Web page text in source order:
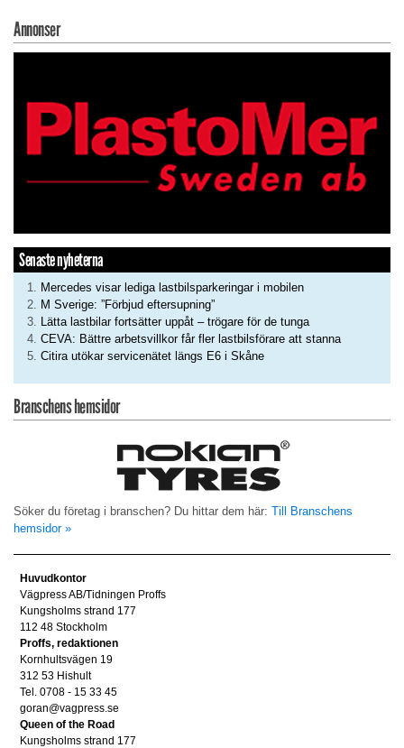
Annonser
Senaste nyheterna
Mercedes visar lediga lastbilsparkeringar i mobilen
M Sverige: ”Förbjud eftersupning”
Lätta lastbilar fortsätter uppåt – trögare för de tunga
CEVA: Bättre arbetsvillkor får fler lastbilsförare att stanna
Citira utökar servicenätet längs E6 i Skåne
Branschens hemsidor
Söker du företag i branschen? Du hittar dem här: Till Branschens
hemsidor »
Huvudkontor
Vägpress AB/Tidningen Proffs
Kungsholms strand 177
112 48 Stockholm
Proffs, redaktionen
Kornhultsvägen 19
312 53 Hishult
Tel. 0708 - 15 33 45
goran@vagpress.se
Queen of the Road
Kungsholms strand 177